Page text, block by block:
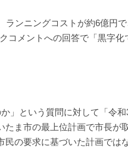
ンニングコストが約6億円
コメントへの回答で「黒字化
」という質問に対して「令
ま市の最上位計画で市長が
の要求に基づいた計画では